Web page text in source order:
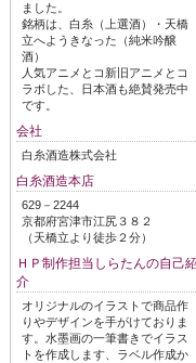
ました。
銘柄は、白糸（上選酒）・天橋
立へようきなった（純米吟醸
酒）
人気アニメとコ新旧アニメとコ
ラボした、日本酒も絶賛発売中
です。
会社
白糸酒造株式会社
白糸酒造本店
629－2244
京都府宮津市江尻３８２
（天橋立より徒歩２分）
ＨＰ制作担当しらたんの自己
介
オリジナルのイラストで商品作
りやデザインを手がけておりま
す。水墨画の一筆書きでイラス
トを作成します、ラベル作成か